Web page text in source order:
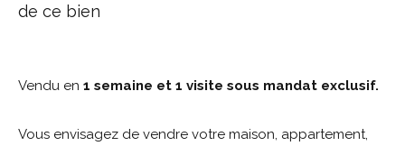
de ce bien
Vendu en 1 semaine et 1 visite sous mandat exclusif.
Vous envisagez de vendre votre maison, appartement,